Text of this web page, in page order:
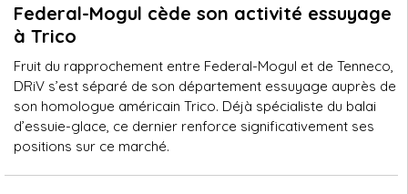
Federal-Mogul cède son activité essuyage
à Trico
Fruit du rapprochement entre Federal-Mogul et de Tenneco,
DRiV s’est séparé de son département essuyage auprès de
son homologue américain Trico. Déjà spécialiste du balai
d’essuie-glace, ce dernier renforce significativement ses
positions sur ce marché.